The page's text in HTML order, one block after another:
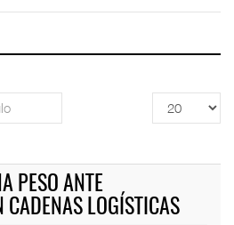
Cantidad
a
PESO ANTE
CADENAS LOGÍSTICAS